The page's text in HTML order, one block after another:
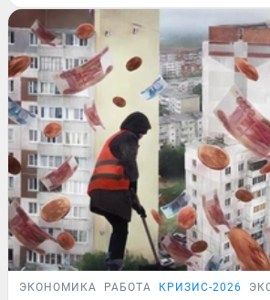
ЭКОНОМИКА РАБОТА КРИЗИС-2026